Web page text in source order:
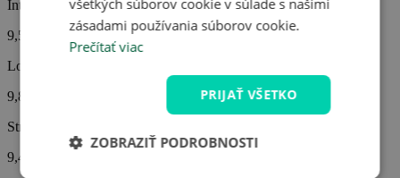
Interiér hotela
9,5
Lokalita hotela
9,8
Strava
9,4
všetkých súborov cookie v súlade s našimi
zásadami používania súborov cookie.
Prečítať viac
PRIJAŤ VŠETKO
ZOBRAZIŤ PODROBNOSTI